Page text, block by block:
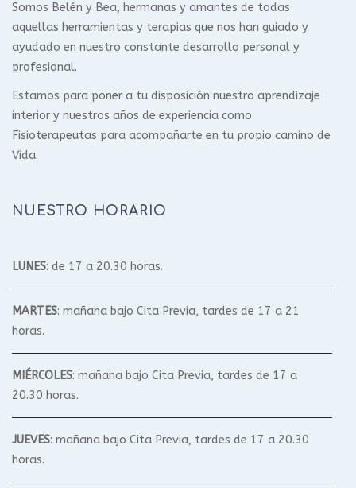
Somos Belén y Bea, hermanas y amantes de todas
aquellas herramientas y terapias que nos han guiado y
ayudado en nuestro constante desarrollo personal y
profesional.
Estamos para poner a tu disposición nuestro aprendizaje
interior y nuestros años de experiencia como
Fisioterapeutas para acompañarte en tu propio camino de
Vida.
NUESTRO HORARIO
LUNES: de 17 a 20.30 horas.
MARTES: mañana bajo Cita Previa, tardes de 17 a 21
horas.
MIÉRCOLES: mañana bajo Cita Previa, tardes de 17 a
20.30 horas.
JUEVES: mañana bajo Cita Previa, tardes de 17 a 20.30
horas.